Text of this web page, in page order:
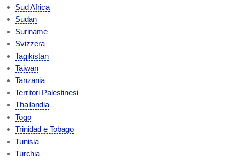
Sud Africa
Sudan
Suriname
Svizzera
Tagikistan
Taiwan
Tanzania
Territori Palestinesi
Thailandia
Togo
Trinidad e Tobago
Tunisia
Turchia